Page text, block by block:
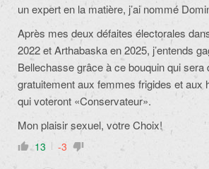
un expert en la matière, j’ai nommé
Après mes deux défaites électorales
2022 et Arthabaska en 2025, j’entends
Bellechasse grâce à ce bouquin qui sera
gratuitement aux femmes frigides et aux
qui voteront «Conservateur».
Mon plaisir sexuel, votre Choix!
13 -3